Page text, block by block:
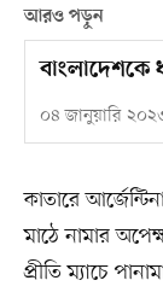
আরও পড়ুন
বাংলাদেশকে
০৪ জানুয়ারি
কাতারে
মাঠে নামার
প্রীতি ম্যাচে